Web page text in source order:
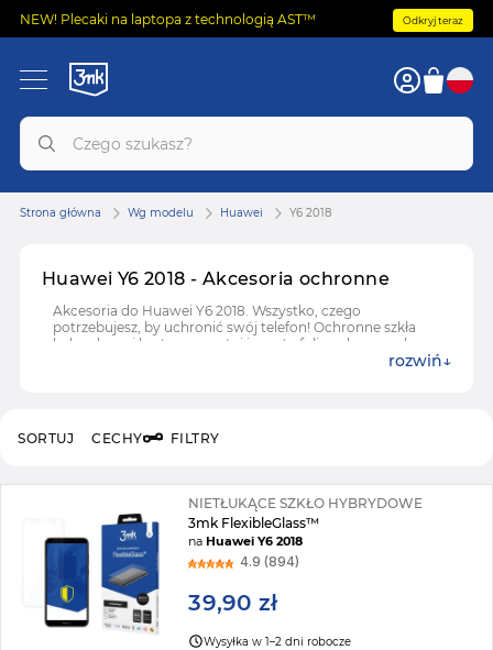
NEW! Plecaki na laptopa z technologią AST™ Odkryj teraz
Huawei Y6 2018 - Akcesoria ochronne
Akcesoria do Huawei Y6 2018. Wszystko, czego
potrzebujesz, by uchronić swój telefon! Ochronne szkła
hybrydowe i hartowane, etui i case'y, folie ochronne do
rozwiń
Strona główna Wg modelu Huawei Y6 2018
CECHY FILTRY
SORTUJ
NIETŁUKĄCE SZKŁO HYBRYDOWE
3mk FlexibleGlass™
naHuawei Y6 2018
4.9 (894)
39,90 zł
Wysyłka w 1–2 dni robocze